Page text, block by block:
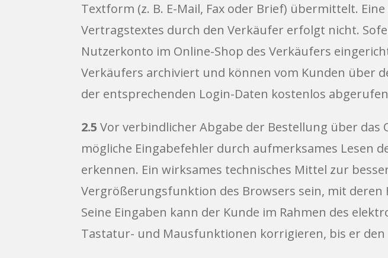
Textform (z. B. E-Mail, Fax oder Brief) übermittelt.
Vertragstextes durch den Verkäufer erfolgt nicht.
Nutzerkonto im Online-Shop des Verkäufers
Verkäufers archiviert und können vom Kunden über
der entsprechenden Login-Daten kostenlos
2.5 Vor verbindlicher Abgabe der Bestellung über
mögliche Eingabefehler durch aufmerksames Lesen
erkennen. Ein wirksames technisches Mittel zur
Vergrößerungsfunktion des Browsers sein, mit
Seine Eingaben kann der Kunde im Rahmen des
Tastatur- und Mausfunktionen korrigieren, bis er